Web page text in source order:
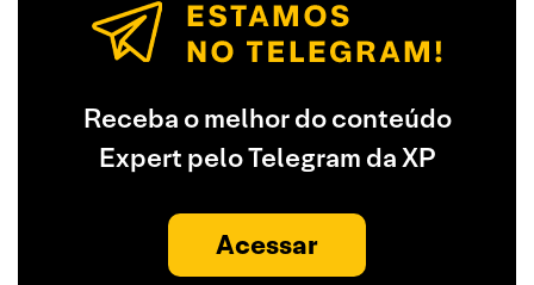
Receba o melhor do conteúdo
Expert pelo Telegram da XP
Acessar